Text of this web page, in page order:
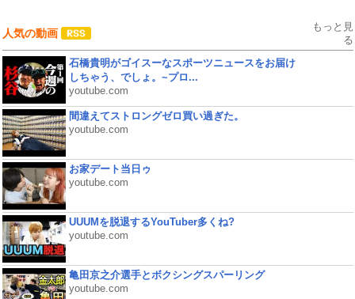
人気の動画
もっと見
る
石橋貴明がゴイスーなスポーツニュースをお届け
しちゃう、でしょ。~プロ...
youtube.com
間違えてストロングゼロ買い過ぎた。
youtube.com
お家デート当日ゥ
youtube.com
UUUMを脱退するYouTuber多くね?
youtube.com
亀田京之介選手とボクシングスパーリング
youtube.com